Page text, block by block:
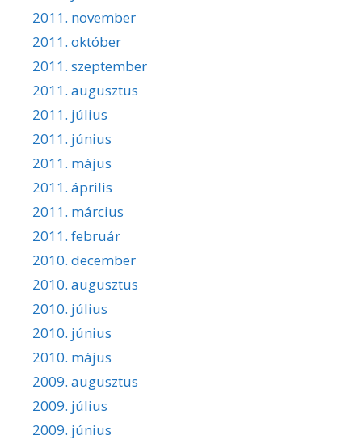
2011. november
2011. október
2011. szeptember
2011. augusztus
2011. július
2011. június
2011. május
2011. április
2011. március
2011. február
2010. december
2010. augusztus
2010. július
2010. június
2010. május
2009. augusztus
2009. július
2009. június